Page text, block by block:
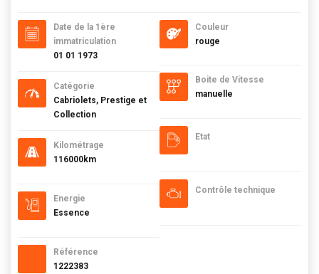
Date de la 1ère
immatriculation
01 01 1973
Catégorie
Cabriolets, Prestige et
Collection
Kilométrage
116000km
Energie
Essence
Référence
1222383
Couleur
rouge
Boite de Vitesse
manuelle
Etat
Contrôle technique